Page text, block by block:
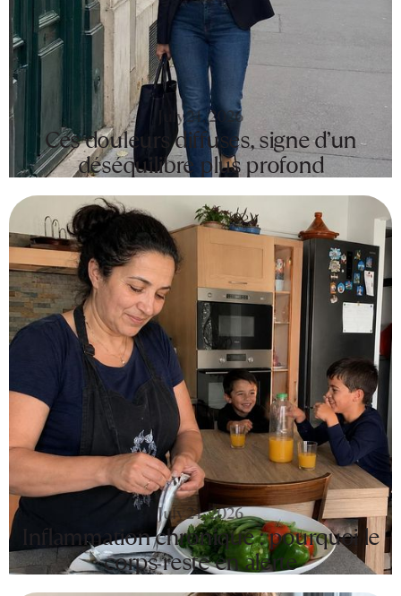
July 24, 2026
Ces douleurs diffuses, signe d’un
déséquilibre plus profond
July 24, 2026
Inflammation chronique : pourquoi le
corps reste en alerte